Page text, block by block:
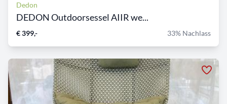
Dedon
DEDON Outdoorsessel AIIR we...
€ 399,- 33% Nachlass